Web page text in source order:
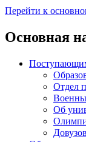
Перейти к
Основная
Отдел
Об